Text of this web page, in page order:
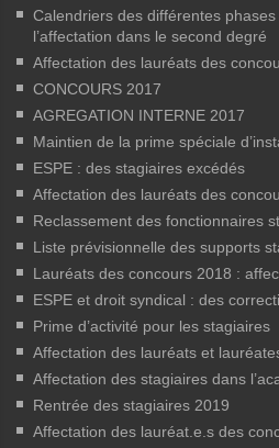
Calendriers des différentes
l’affectation dans le second degré
Affectation des lauréats des
CONCOURS 2017
AGREGATION INTERNE 2017
Maintien de la prime spéciale
ESPE : des stagiaires excédés
Affectation des lauréats des
Reclassement des fonctionnaires
Liste prévisionnelle des supports
Lauréats des concours 2018 :
ESPE et droit syndical : des
Prime d’activité pour les stagiaires
Affectation des lauréats et
Affectation des stagiaires dans
Rentrée des stagiaires 2019
Affectation des lauréat.e.s des